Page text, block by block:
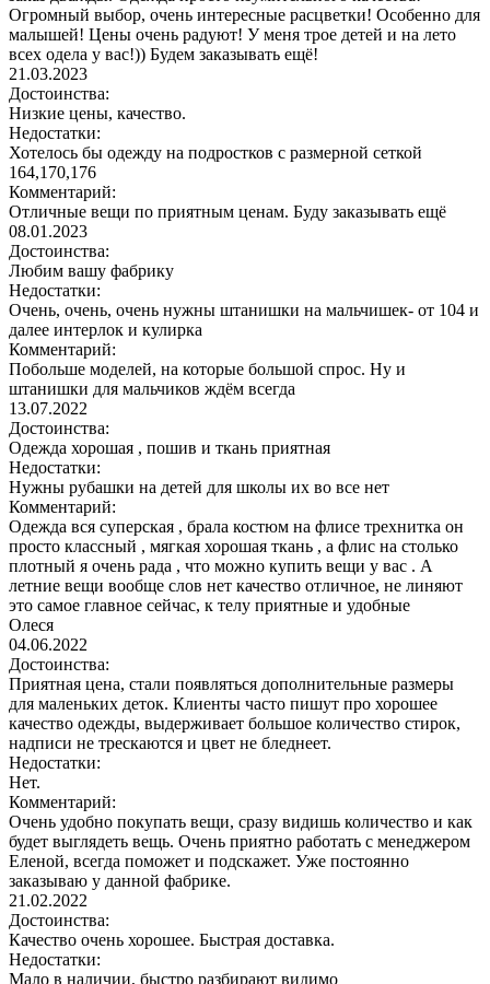
Огромный выбор, очень интересные расцветки! Особенно для
малышей! Цены очень радуют! У меня трое детей и на лето
всех одела у вас!)) Будем заказывать ещё!
21.03.2023
Достоинства:
Низкие цены, качество.
Недостатки:
Хотелось бы одежду на подростков с размерной сеткой
164,170,176
Комментарий:
Отличные вещи по приятным ценам. Буду заказывать ещё
08.01.2023
Достоинства:
Любим вашу фабрику
Недостатки:
Очень, очень, очень нужны штанишки на мальчишек- от 104 и
далее интерлок и кулирка
Комментарий:
Побольше моделей, на которые большой спрос. Ну и
штанишки для мальчиков ждём всегда
13.07.2022
Достоинства:
Одежда хорошая , пошив и ткань приятная
Недостатки:
Нужны рубашки на детей для школы их во все нет
Комментарий:
Одежда вся суперская , брала костюм на флисе трехнитка он
просто классный , мягкая хорошая ткань , а флис на столько
плотный я очень рада , что можно купить вещи у вас . А
летние вещи вообще слов нет качество отличное, не линяют
это самое главное сейчас, к телу приятные и удобные
Олеся
04.06.2022
Достоинства:
Приятная цена, стали появляться дополнительные размеры
для маленьких деток. Клиенты часто пишут про хорошее
качество одежды, выдерживает большое количество стирок,
надписи не трескаются и цвет не бледнеет.
Недостатки:
Нет.
Комментарий:
Очень удобно покупать вещи, сразу видишь количество и как
будет выглядеть вещь. Очень приятно работать с менеджером
Еленой, всегда поможет и подскажет. Уже постоянно
заказываю у данной фабрике.
21.02.2022
Достоинства:
Качество очень хорошее. Быстрая доставка.
Недостатки:
Мало в наличии, быстро разбирают видимо